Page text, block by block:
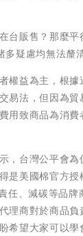
台販售？那麼
疑慮均無法釐清
權益為主，根
易法，但因為
致商品為消
，台灣公平會
是美國棉官方
任、減碳等品
理商對於商品
望大家可以學